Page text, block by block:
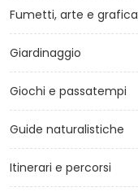
Fumetti, arte e grafica
Giardinaggio
Giochi e passatempi
Guide naturalistiche
Itinerari e percorsi